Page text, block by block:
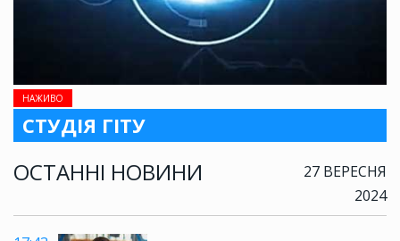
НАЖИВО
СТУДІЯ ГІТУ
ОСТАННІ НОВИНИ
27 ВЕРЕСНЯ
2024